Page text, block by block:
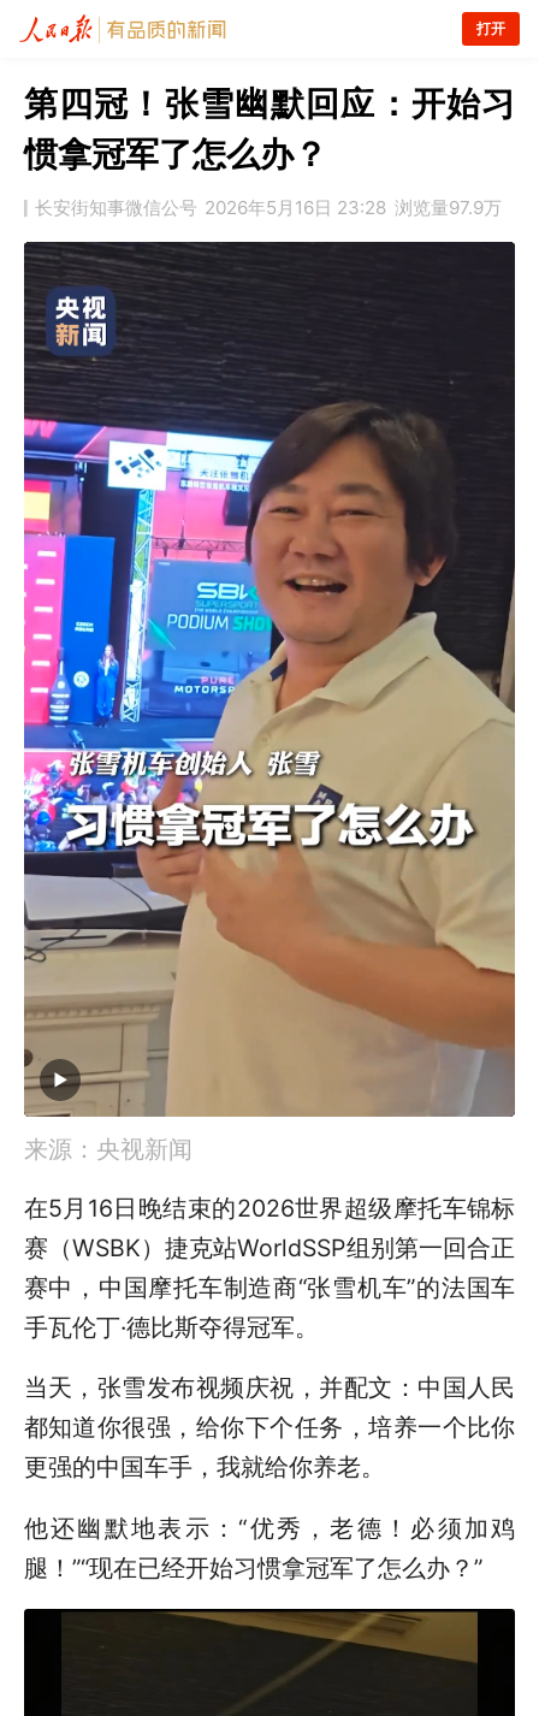
打开
第四冠！张雪幽默回应：开始习
惯拿冠军了怎么办？
长安街知事微信公号 2026年5月16日 23:28 浏览量97.9万
来源：央视新闻
在5月16日晚结束的2026世界超级摩托车锦标
赛（WSBK）捷克站WorldSSP组别第一回合正
赛中，中国摩托车制造商“张雪机车”的法国车
手瓦伦丁·德比斯夺得冠军。
当天，张雪发布视频庆祝，并配文：中国人民
都知道你很强，给你下个任务，培养一个比你
更强的中国车手，我就给你养老。
他还幽默地表示：“优秀，老德！必须加鸡
腿！”“现在已经开始习惯拿冠军了怎么办？”